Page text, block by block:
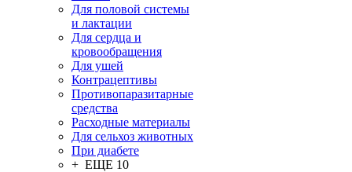
Для половой системы
и лактации
Для сердца и
кровообращения
Для ушей
Контрацептивы
Противопаразитарные
средства
Расходные материалы
Для сельхоз животных
При диабете
+ ЕЩЕ 10